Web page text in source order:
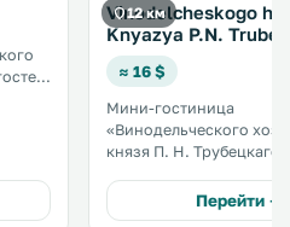
12 км
Vinodelcheskogo
Knyazya P.N.
≈ 16 $
Мини-гостиница
«Винодельческого
князя П. Н. Трубецкаго» с
террасой
Каховке. На территории
Перейти →